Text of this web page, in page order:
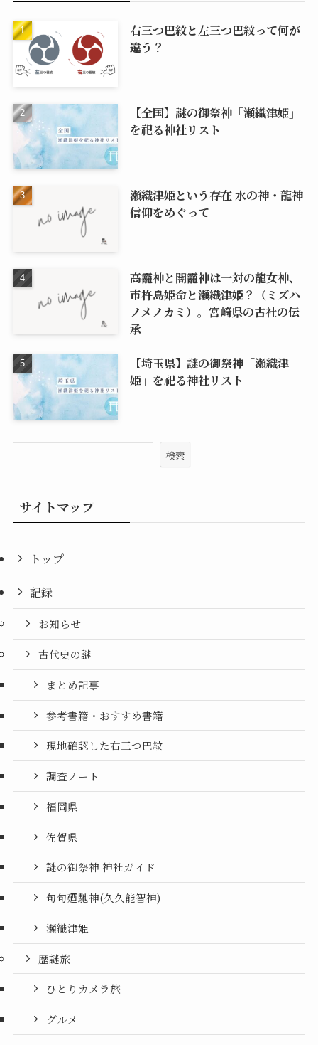
右三つ巴紋と左三つ巴紋って何が
違う？
【全国】謎の御祭神「瀬織津姫」
を祀る神社リスト
瀬織津姫という存在 水の神・龍神
信仰をめぐって
高龗神と闇龗神は一対の龍女神、
市杵島姫命と瀬織津姫？（ミズハ
ノメノカミ）。宮崎県の古社の伝
承
【埼玉県】謎の御祭神「瀬織津
姫」を祀る神社リスト
検索
サイトマップ
トップ
記録
お知らせ
古代史の謎
まとめ記事
参考書籍・おすすめ書籍
現地確認した右三つ巴紋
調査ノート
福岡県
佐賀県
謎の御祭神 神社ガイド
句句廼馳神(久久能智神)
瀬織津姫
歴謎旅
ひとりカメラ旅
グルメ